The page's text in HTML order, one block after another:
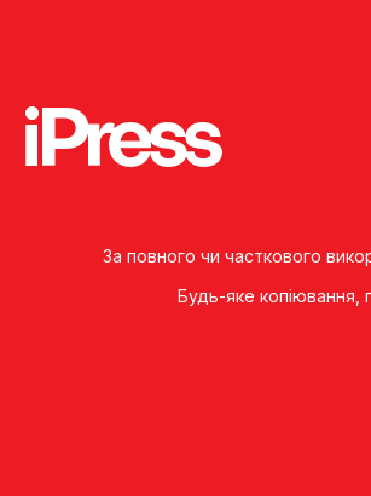
За повного чи часткового
Будь-яке копiювання,